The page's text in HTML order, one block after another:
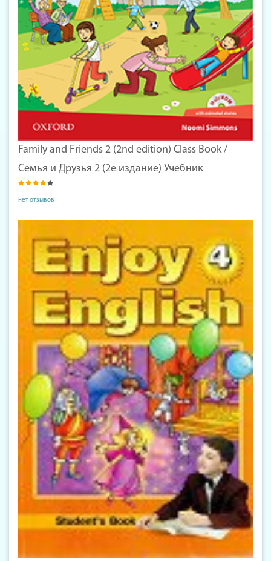
Family and Friends 2 (2nd edition) Class Book /
Семья и Друзья 2 (2е издание) Учебник
нет отзывов